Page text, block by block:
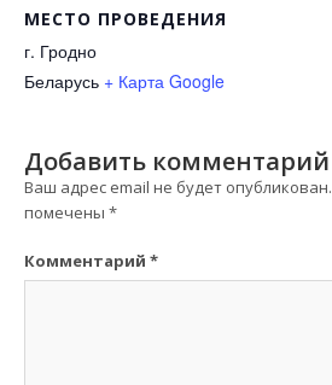
МЕСТО ПРОВЕДЕНИЯ
г. Гродно
Беларусь + Карта Google
Добавить комментарий
Ваш адрес email не будет опубликован.
помечены *
Комментарий *